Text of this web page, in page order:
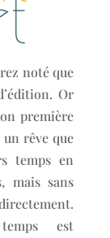
noté que
Or
première
rêve que
temps en
mais sans
est